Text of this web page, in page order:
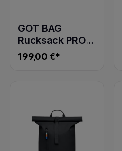
GOT BAG
Rucksack PRO
PACK TRAVEL
scallop
199,00 €*